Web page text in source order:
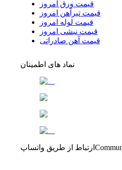
قیمت ورق امروز
قیمت تیرآهن امروز
قیمت لوله امروز
قیمت نبشی امروز
قیمت آهن صادراتی
نماد های اطمینان
ارتباط از طریق واتساپ